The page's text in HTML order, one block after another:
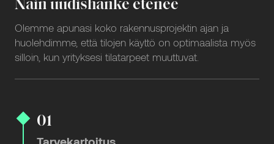
Näin uudishanke etenee
Olemme apunasi koko rakennusprojektin ajan ja
huolehdimme, että tilojen käyttö on optimaalista myös
silloin, kun yrityksesi tilatarpeet muuttuvat.
01